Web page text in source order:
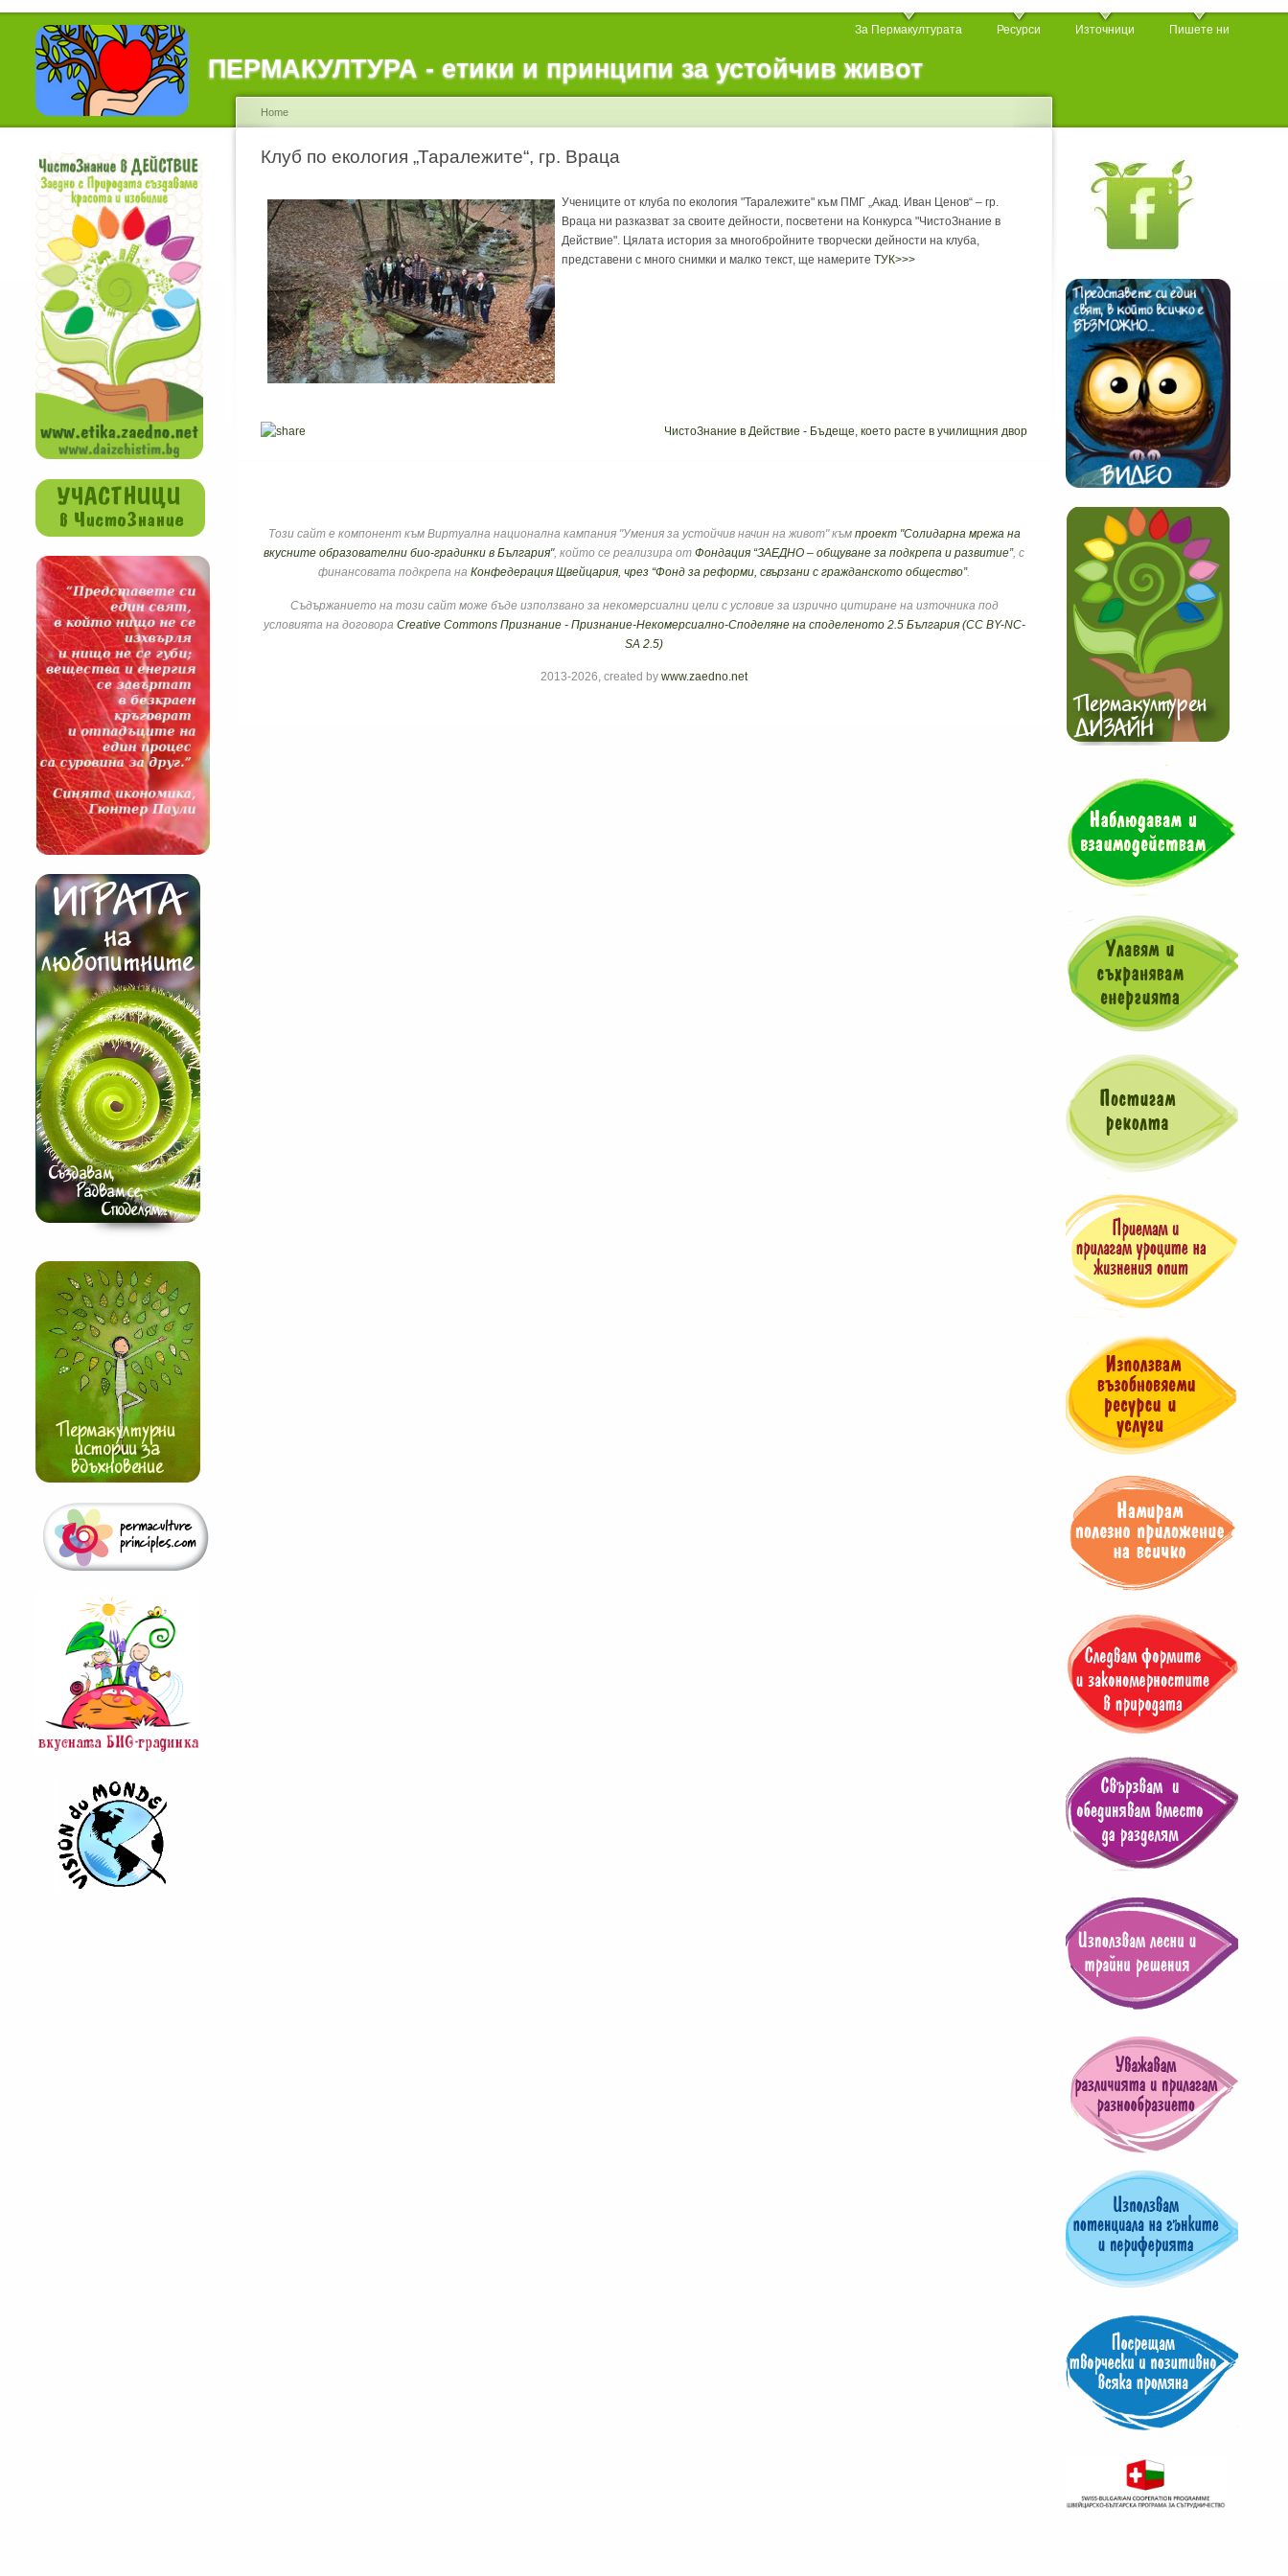
ПЕРМАКУЛТУРА - етики и принципи за устойчив живот
За Пермакултурата Ресурси Източници Пишете ни
Home
Клуб по екология „Таралежите“, гр. Враца
Учениците от клуба по екология "Таралежите" към ПМГ „Акад. Иван Ценов“ – гр.
Враца ни разказват за своите дейности, посветени на Конкурса "ЧистоЗнание в
Действие". Цялата история за многобройните творчески дейности на клуба,
представени с много снимки и малко текст, ще намерите ТУК>>>
ЧистоЗнание в Действие - Бъдеще, което расте в училищния двор
Този сайт е компонент към Виртуална национална кампания "Умения за устойчив начин на живот" към проект "Солидарна мрежа на
вкусните образователни био-градинки в България", който се реализира от Фондация “ЗАЕДНО – общуване за подкрепа и развитие”, с
финансовата подкрепа на Конфедерация Щвейцария, чрез “Фонд за реформи, свързани с гражданското общество”.
Съдържанието на този сайт може бъде използвано за некомерсиални цели с условие за изрично цитиране на източника под
условията на договора Creative Commons Признание - Признание-Некомерсиално-Споделяне на споделеното 2.5 България (CC BY-NC-
SA 2.5)
2013-2026, created by www.zaedno.net